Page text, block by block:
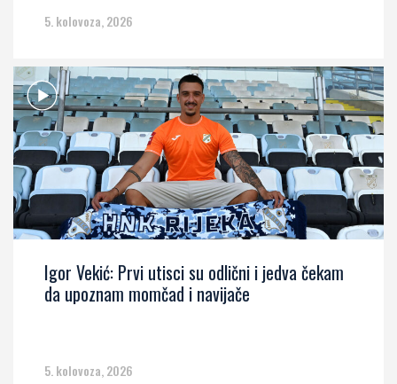
5. kolovoza, 2026
Igor Vekić: Prvi utisci su odlični i jedva čekam
da upoznam momčad i navijače
5. kolovoza, 2026